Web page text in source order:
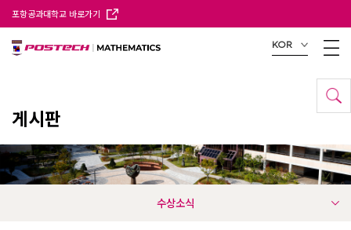
포항공과대학교 바로가기
KOR
게시판
수상소식